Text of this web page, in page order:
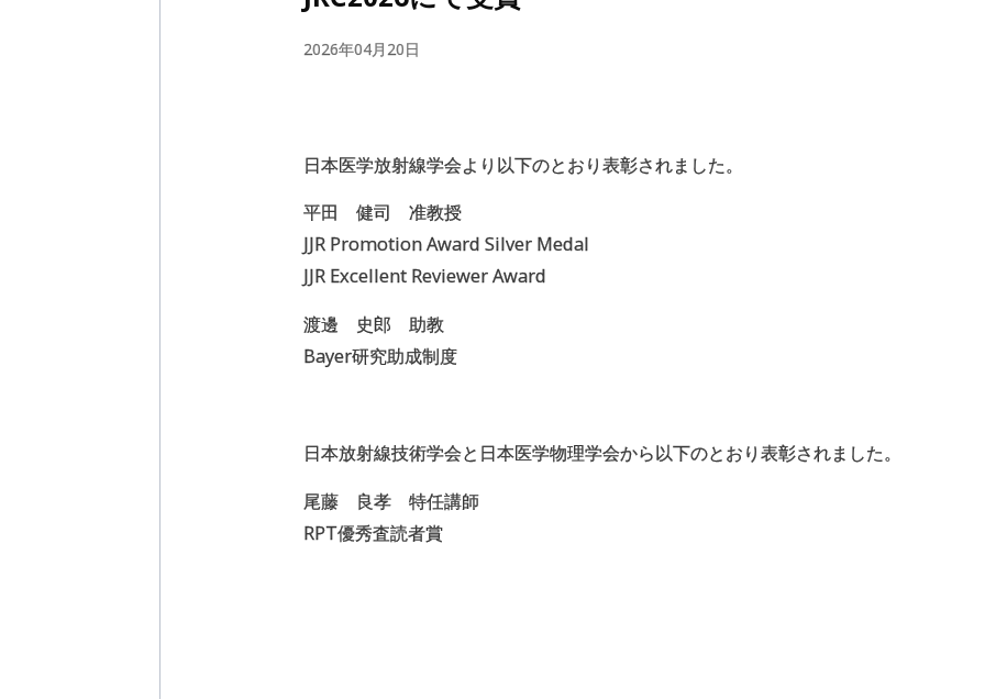
2026年04月20日
日本医学放射線学会より以下のとおり表彰されました。
平田 健司 准教授
JJR Promotion Award Silver Medal
JJR Excellent Reviewer Award
渡邊 史郎 助教
Bayer研究助成制度
日本放射線技術学会と日本医学物理学会から以下のとおり表彰されました。
尾藤 良孝 特任講師
RPT優秀査読者賞